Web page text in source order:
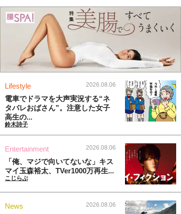
Lifestyle 2026.08.06
電車でドラマを大声実況する“ネ
タバレおばさん”。注意した女子
高生の...
鈴木詩子
Entertainment 2026.08.06
「俺、マジで向いてないな」キス
マイ玉森裕太、TVer1000万再生...
こじらぶ
News 2026.08.06